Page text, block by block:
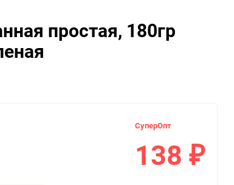
простая, 180гр
СуперОпт
138 ₽